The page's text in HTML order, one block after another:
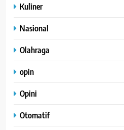
Kuliner
Nasional
Olahraga
opin
Opini
Otomatif